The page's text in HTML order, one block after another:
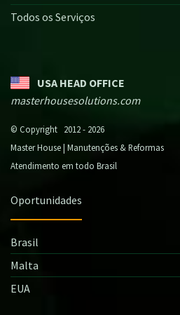
Todos os Serviços
USA HEAD OFFICE
masterhousesolutions.com
© Copyright 2012 - 2026
Master House | Manutenções & Reformas
Atendimento em todo Brasil
Oportunidades
Brasil
Malta
EUA